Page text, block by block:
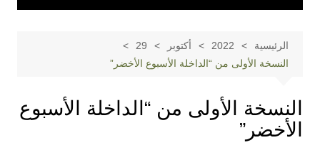
الرئيسية 2022 أكتوبر
29
النسخة الأولى من “الداخلة الأسبوع الأخضر”
النسخة الأولى من “الداخلة الأسبوع
الأخضر”